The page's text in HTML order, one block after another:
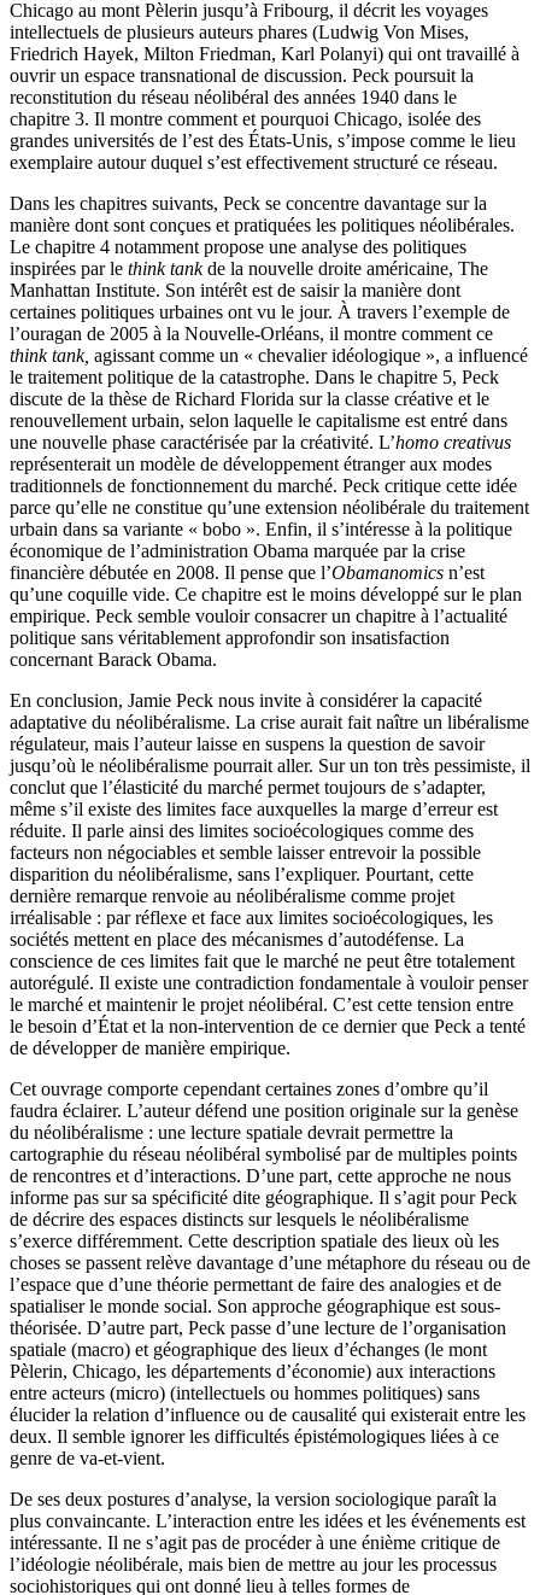
Chicago au mont Pèlerin jusqu’à Fribourg, il décrit les voyages
intellectuels de plusieurs auteurs phares (Ludwig Von Mises,
Friedrich Hayek, Milton Friedman, Karl Polanyi) qui ont travaillé à
ouvrir un espace transnational de discussion. Peck poursuit la
reconstitution du réseau néolibéral des années 1940 dans le
chapitre 3. Il montre comment et pourquoi Chicago, isolée des
grandes universités de l’est des États-Unis, s’impose comme le lieu
exemplaire autour duquel s’est effectivement structuré ce réseau.
Dans les chapitres suivants, Peck se concentre davantage sur la
manière dont sont conçues et pratiquées les politiques néolibérales.
Le chapitre 4 notamment propose une analyse des politiques
inspirées par le think tankde la nouvelle droite américaine, The
Manhattan Institute. Son intérêt est de saisir la manière dont
certaines politiques urbaines ont vu le jour. À travers l’exemple de
l’ouragan de 2005 à la Nouvelle-Orléans, il montre comment ce
think tank, agissant comme un « chevalier idéologique », a influencé
le traitement politique de la catastrophe. Dans le chapitre 5, Peck
discute de la thèse de Richard Florida sur la classe créative et le
renouvellement urbain, selon laquelle le capitalisme est entré dans
une nouvelle phase caractérisée par la créativité. L’homo creativus
représenterait un modèle de développement étranger aux modes
traditionnels de fonctionnement du marché. Peck critique cette idée
parce qu’elle ne constitue qu’une extension néolibérale du traitement
urbain dans sa variante « bobo ». Enfin, il s’intéresse à la politique
économique de l’administration Obama marquée par la crise
financière débutée en 2008. Il pense que l’Obamanomics n’est
qu’une coquille vide. Ce chapitre est le moins développé sur le plan
empirique. Peck semble vouloir consacrer un chapitre à l’actualité
politique sans véritablement approfondir son insatisfaction
concernant Barack Obama.
En conclusion, Jamie Peck nous invite à considérer la capacité
adaptative du néolibéralisme. La crise aurait fait naître un libéralisme
régulateur, mais l’auteur laisse en suspens la question de savoir
jusqu’où le néolibéralisme pourrait aller. Sur un ton très pessimiste, il
conclut que l’élasticité du marché permet toujours de s’adapter,
même s’il existe des limites face auxquelles la marge d’erreur est
réduite. Il parle ainsi des limites socioécologiques comme des
facteurs non négociables et semble laisser entrevoir la possible
disparition du néolibéralisme, sans l’expliquer. Pourtant, cette
dernière remarque renvoie au néolibéralisme comme projet
irréalisable : par réflexe et face aux limites socioécologiques, les
sociétés mettent en place des mécanismes d’autodéfense. La
conscience de ces limites fait que le marché ne peut être totalement
autorégulé. Il existe une contradiction fondamentale à vouloir penser
le marché et maintenir le projet néolibéral. C’est cette tension entre
le besoin d’État et la non-intervention de ce dernier que Peck a tenté
de développer de manière empirique.
Cet ouvrage comporte cependant certaines zones d’ombre qu’il
faudra éclairer. L’auteur défend une position originale sur la genèse
du néolibéralisme : une lecture spatiale devrait permettre la
cartographie du réseau néolibéral symbolisé par de multiples points
de rencontres et d’interactions. D’une part, cette approche ne nous
informe pas sur sa spécificité dite géographique. Il s’agit pour Peck
de décrire des espaces distincts sur lesquels le néolibéralisme
s’exerce différemment. Cette description spatiale des lieux où les
choses se passent relève davantage d’une métaphore du réseau ou de
l’espace que d’une théorie permettant de faire des analogies et de
spatialiser le monde social. Son approche géographique est sous-
théorisée. D’autre part, Peck passe d’une lecture de l’organisation
spatiale (macro) et géographique des lieux d’échanges (le mont
Pèlerin, Chicago, les départements d’économie) aux interactions
entre acteurs (micro) (intellectuels ou hommes politiques) sans
élucider la relation d’influence ou de causalité qui existerait entre les
deux. Il semble ignorer les difficultés épistémologiques liées à ce
genre de va-et-vient.
De ses deux postures d’analyse, la version sociologique paraît la
plus convaincante. L’interaction entre les idées et les événements est
intéressante. Il ne s’agit pas de procéder à une énième critique de
l’idéologie néolibérale, mais bien de mettre au jour les processus
sociohistoriques qui ont donné lieu à telles formes de